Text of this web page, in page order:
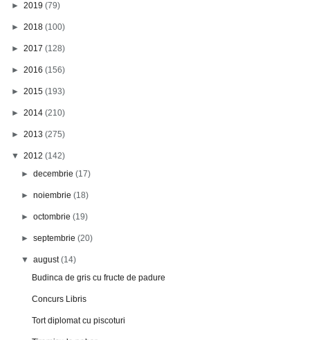
► 2019 (79)
► 2018 (100)
► 2017 (128)
► 2016 (156)
► 2015 (193)
► 2014 (210)
► 2013 (275)
▼ 2012 (142)
►decembrie(17)
►noiembrie(18)
►octombrie(19)
►septembrie(20)
▼august(14)
Budinca de gris cu fructe de padure
Concurs Libris
Tort diplomat cu piscoturi